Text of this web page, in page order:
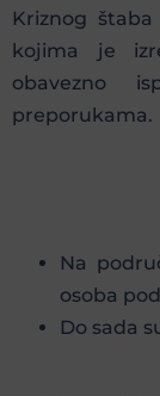
Kriznog
kojima je
obavezno
preporukama.
Na
osoba
Do sada